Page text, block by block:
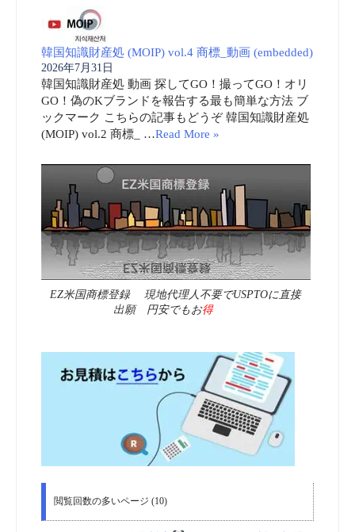
韓国知識財産処 (MOIP) vol.4 商標_動画 (embedded)
2026年7月31日
韓国知識財産処 動画 探してGO！撮ってGO！オリ
GO！偽のKブランドを報告する最も簡単な方法 ブ
ックマーク こちらの記事もどうぞ 韓国知識財産処
(MOIP) vol.2 商標_ …Read More »
EZ米国商標登録 現地代理人不要でUSPTOに直接
出願 円安でもお得
閲覧回数の多いページ (10)